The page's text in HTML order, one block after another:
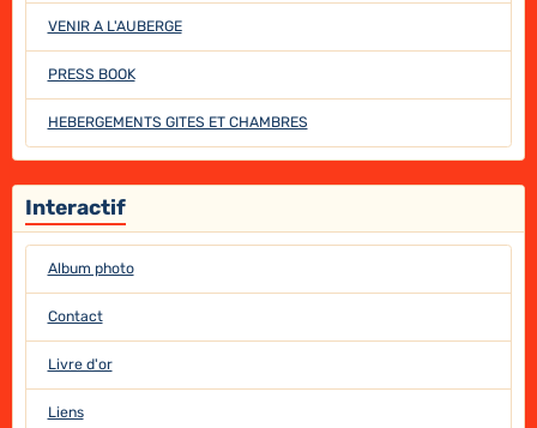
VENIR A L'AUBERGE
PRESS BOOK
HEBERGEMENTS GITES ET CHAMBRES
Interactif
Album photo
Contact
Livre d'or
Liens